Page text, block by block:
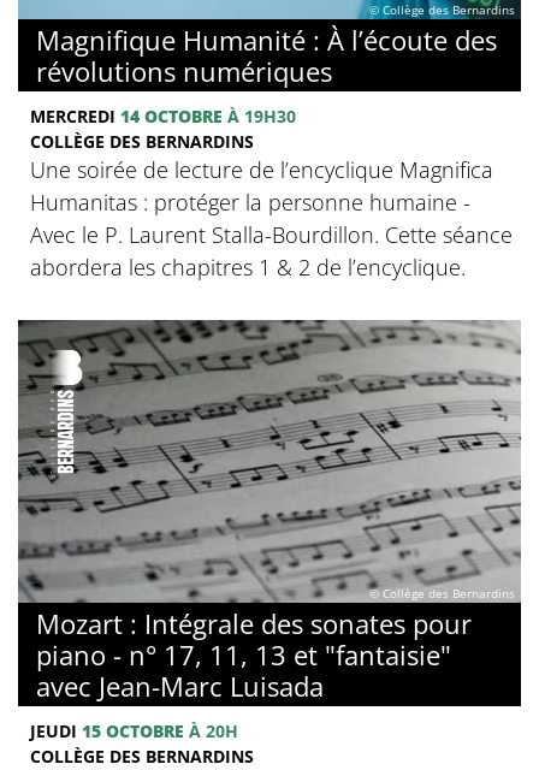
© Collège des Bernardins
Magnifique Humanité : À l’écoute des
révolutions numériques
MERCREDI 14 OCTOBRE À 19H30
COLLÈGE DES BERNARDINS
Une soirée de lecture de l’encyclique Magnifica
Humanitas : protéger la personne humaine -
Avec le P. Laurent Stalla-Bourdillon. Cette séance
abordera les chapitres 1 & 2 de l’encyclique.
© Collège des Bernardins
Mozart : Intégrale des sonates pour
piano - n° 17, 11, 13 et "fantaisie"
avec Jean-Marc Luisada
JEUDI 15 OCTOBRE À 20H
COLLÈGE DES BERNARDINS